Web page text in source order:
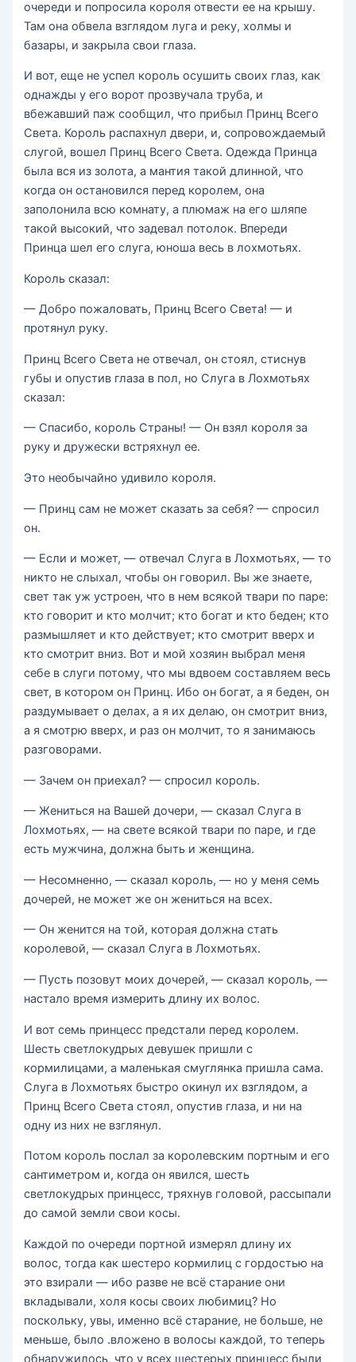
очереди и попросила короля отвести ее на крышу.
Там она обвела взглядом луга и реку, холмы и
базары, и закрыла свои глаза.
И вот, еще не успел король осушить своих глаз, как
однажды у его ворот прозвучала труба, и
вбежавший паж сообщил, что прибыл Принц Всего
Света. Король распахнул двери, и, сопровождаемый
слугой, вошел Принц Всего Света. Одежда Принца
была вся из золота, а мантия такой длинной, что
когда он остановился перед королем, она
заполонила всю комнату, а плюмаж на его шляпе
такой высокий, что задевал потолок. Впереди
Принца шел его слуга, юноша весь в лохмотьях.
Король сказал:
— Добро пожаловать, Принц Всего Света! — и
протянул руку.
Принц Всего Света не отвечал, он стоял, стиснув
губы и опустив глаза в пол, но Слуга в Лохмотьях
сказал:
— Спасибо, король Страны! — Он взял короля за
руку и дружески встряхнул ее.
Это необычайно удивило короля.
— Принц сам не может сказать за себя? — спросил
он.
— Если и может, — отвечал Слуга в Лохмотьях, — то
никто не слыхал, чтобы он говорил. Вы же знаете,
свет так уж устроен, что в нем всякой твари по паре:
кто говорит и кто молчит; кто богат и кто беден; кто
размышляет и кто действует; кто смотрит вверх и
кто смотрит вниз. Вот и мой хозяин выбрал меня
себе в слуги потому, что мы вдвоем составляем весь
свет, в котором он Принц. Ибо он богат, а я беден, он
раздумывает о делах, а я их делаю, он смотрит вниз,
а я смотрю вверх, и раз он молчит, то я занимаюсь
разговорами.
— Зачем он приехал? — спросил король.
— Жениться на Вашей дочери, — сказал Слуга в
Лохмотьях, — на свете всякой твари по паре, и где
есть мужчина, должна быть и женщина.
— Несомненно, — сказал король, — но у меня семь
дочерей, не может же он жениться на всех.
— Он женится на той, которая должна стать
королевой, — сказал Слуга в Лохмотьях.
— Пусть позовут моих дочерей, — сказал король, —
настало время измерить длину их волос.
И вот семь принцесс предстали перед королем.
Шесть светлокудрых девушек пришли с
кормилицами, а маленькая смуглянка пришла сама.
Слуга в Лохмотьях быстро окинул их взглядом, а
Принц Всего Света стоял, опустив глаза, и ни на
одну из них не взглянул.
Потом король послал за королевским портным и его
сантиметром и, когда он явился, шесть
светлокудрых принцесс, тряхнув головой, рассыпали
до самой земли свои косы.
Каждой по очереди портной измерял длину их
волос, тогда как шестеро кормилиц с гордостью на
это взирали — ибо разве не всё старание они
вкладывали, холя косы своих любимиц? Но
поскольку, увы, именно всё старание, не больше, не
меньше, было .вложено в волосы каждой, то теперь
обнаружилось, что у всех шестерых принцесс были